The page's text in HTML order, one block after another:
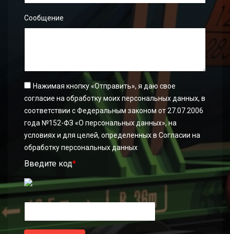
Сообщение
Нажимая кнопку «Отправить», я даю свое
согласие на обработку моих персональных данных, в
соответствии с Федеральным законом от 27.07.2006
года №152-ФЗ «О персональных данных», на
условиях и для целей, определенных в Согласии на
обработку персональных данных
Введите код*